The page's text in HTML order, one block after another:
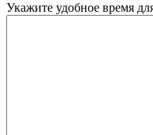
Укажите удобное время